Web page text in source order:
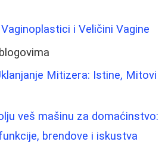
i Veličini Vagine
Mitizera: Istine, Mitovi
veš mašinu za domaćinstvo:
brendove i iskustva